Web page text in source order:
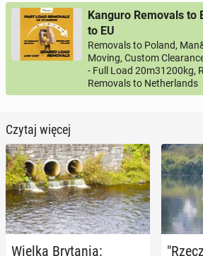
Kanguro Removals to
to EU
Removals to Poland,
Moving, Custom
- Full Load 20m31200kg,
Removals to Netherlands
Czytaj więcej
Wielka Bry­ta­nia: